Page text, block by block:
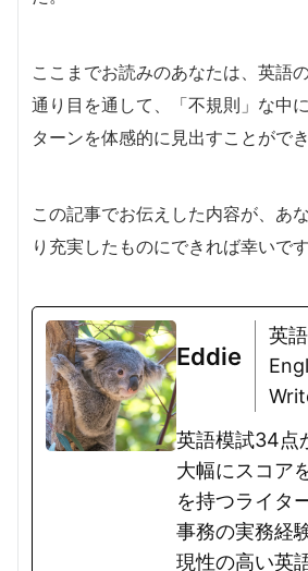
ここまでお読みのあなたは、英語
通り目を通して、「不規則」な中
ターンを体感的に見出すことがで
この記事でお伝えした内容が、あ
り充実したものにできれば幸いです
Eddie
英
英語模試34点
大幅にスコア
を持つライタ
事務の実務経
現性の高い英